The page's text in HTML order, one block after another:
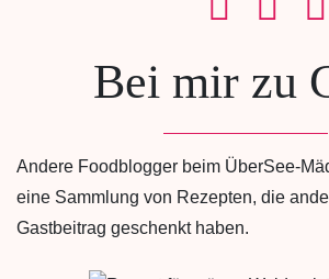
Bei mir zu
Andere Foodblogger beim ÜberSee-
eine Sammlung von Rezepten, die
Gastbeitrag geschenkt haben.